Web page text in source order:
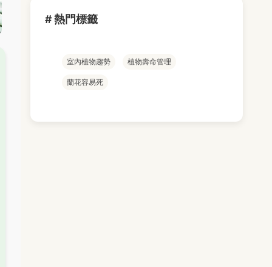
# 熱門標籤
室內植物趨勢 植物壽命管理
蘭花容易死